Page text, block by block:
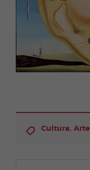
Cultura, Arte